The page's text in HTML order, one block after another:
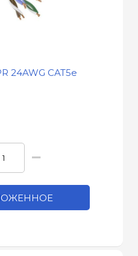
24AWG CAT5e
−